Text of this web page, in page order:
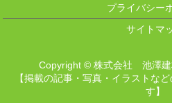
プライバシー
サイトマ
Copyright © 株式会社 池澤建
【掲載の記事・写真・イラストな
す】